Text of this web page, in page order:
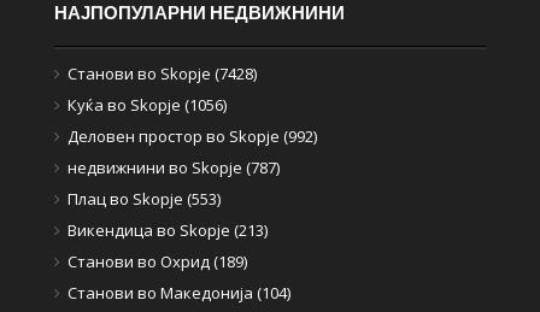
НАЈПОПУЛАРНИ НЕДВИЖНИНИ
Станови во Skopje (7428)
Куќа во Skopje (1056)
Деловен простор во Skopje (992)
недвижнини во Skopje (787)
Плац во Skopje (553)
Викендица во Skopje (213)
Станови во Охрид (189)
Станови во Македонија (104)